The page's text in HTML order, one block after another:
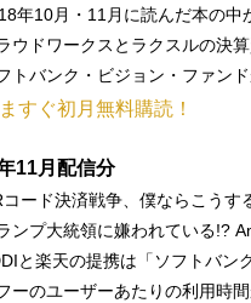
年10月・11月に読んだ本の中
ウドワークスとラクスルの決
トバンク・ビジョン・ファン
すぐ初月無料購読！
11月配信分
ード決済戦争、僕ならこうす
ンプ大統領に嫌われている!?
と楽天の提携は「ソフトバン
ーのユーザーあたりの利用時